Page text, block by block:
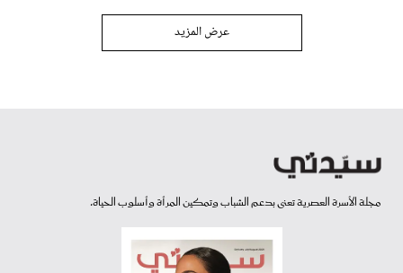
عرض المزيد
مجلة الأسرة العصرية تعنى بدعم الشباب وتمكين المرأة وأسلوب الحياة.